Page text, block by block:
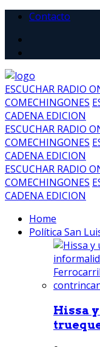
Contacto
ESCUCHAR RADIO
COMECHINGONES
CADENA EDICION
ESCUCHAR RADIO
COMECHINGONES
CADENA EDICION
ESCUCHAR RADIO
COMECHINGONES
CADENA EDICION
Home
Política San
Hissa